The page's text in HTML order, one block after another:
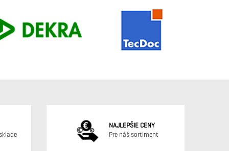
NAJLEPŠIE CENY
Pre náš sortiment